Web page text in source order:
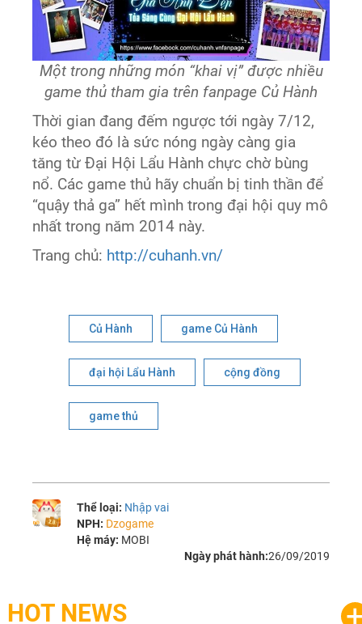
Một trong những món “khai vị” được nhiều
game thủ tham gia trên fanpage Củ Hành
Thời gian đang đếm ngược tới ngày 7/12,
kéo theo đó là sức nóng ngày càng gia
tăng từ Đại Hội Lẩu Hành chực chờ bùng
nổ. Các game thủ hãy chuẩn bị tinh thần để
“quậy thả ga” hết mình trong đại hội quy mô
nhất trong năm 2014 này.
Trang chủ: http://cuhanh.vn/
Củ Hành game Củ Hành
đại hội Lẩu Hành cộng đồng
game thủ
Thể loại: Nhập vai
NPH: Dzogame
Hệ máy: MOBI
Ngày phát hành:26/09/2019
HOT NEWS